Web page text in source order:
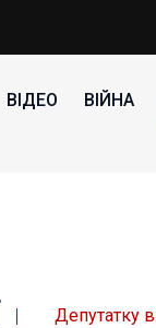
ВІДЕО ВІЙНА
Депутатку